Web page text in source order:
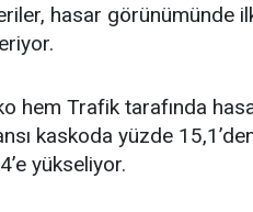
hasar görünümünde
hem Trafik tarafında
kaskoda yüzde
yükseliyor.